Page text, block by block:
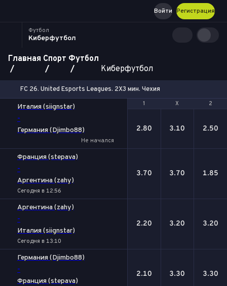
Регистрация
Войти
Футбол
Киберфутбол
Главная Спорт Футбол
Киберфутбол
FC 26. United Esports Leagues. 2X3 мин. Чехия
1 Х 2
Италия (siignstar)
-
Германия (Djimbo88)
Не начался
1 Х 2
2.80 3.10 2.50
Франция (stepava)
-
Аргентина (zahy)
Сегодня в 12:56
3.70 3.70 1.85
Аргентина (zahy)
-
Италия (siignstar)
Сегодня в 13:10
2.20 3.20 3.20
Германия (Djimbo88)
-
Франция (stepava)
2.10 3.30 3.30